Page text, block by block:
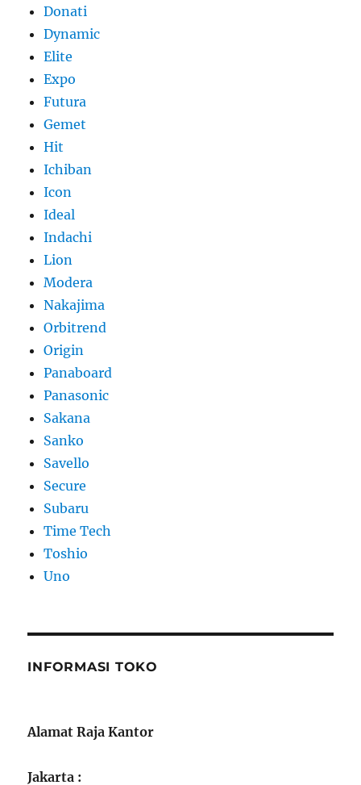
Donati
Dynamic
Elite
Expo
Futura
Gemet
Hit
Ichiban
Icon
Ideal
Indachi
Lion
Modera
Nakajima
Orbitrend
Origin
Panaboard
Panasonic
Sakana
Sanko
Savello
Secure
Subaru
Time Tech
Toshio
Uno
INFORMASI TOKO
Alamat Raja Kantor
Jakarta :